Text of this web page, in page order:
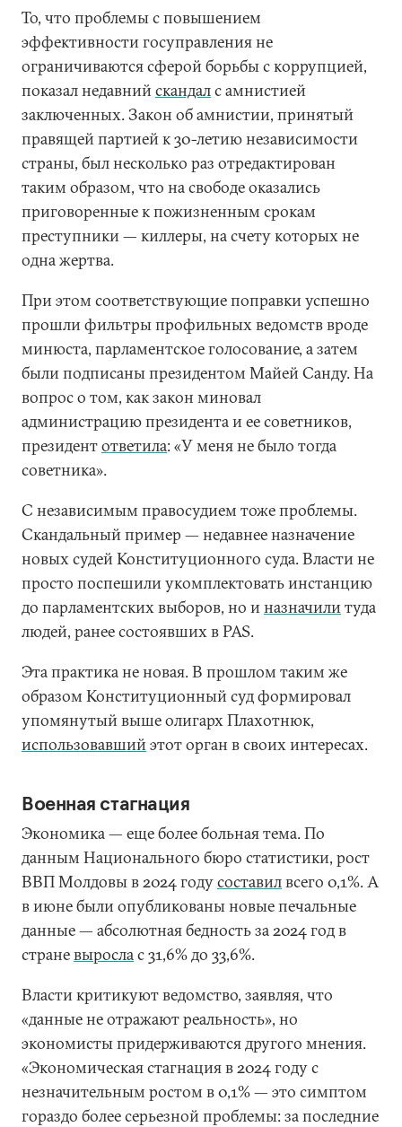
То, что проблемы с повышением
эффективности госуправления не
ограничиваются сферой борьбы с коррупцией,
показал недавнийскандалс амнистией
заключенных. Закон об амнистии, принятый
правящей партией к 30-летию независимости
страны, был несколько раз отредактирован
таким образом, что на свободе оказались
приговоренные к пожизненным срокам
преступники — киллеры, на счету которых не
одна жертва.
При этом соответствующие поправки успешно
прошли фильтры профильных ведомств вроде
минюста, парламентское голосование, а затем
были подписаны президентом Майей Санду. На
вопрос о том, как закон миновал
администрацию президента и ее советников,
президентответила: «У меня не было тогда
советника».
С независимым правосудием тоже проблемы.
Скандальный пример — недавнее назначение
новых судей Конституционного суда. Власти не
просто поспешили укомплектовать инстанцию
до парламентских выборов, но иназначилитуда
людей, ранее состоявших в PAS.
Эта практика не новая. В прошлом таким же
образом Конституционный суд формировал
упомянутый выше олигарх Плахотнюк,
использовавшийэтот орган в своих интересах.
Военная стагнация
Экономика — еще более больная тема. По
данным Национального бюро статистики, рост
ВВП Молдовы в 2024 годусоставилвсего 0,1%. А
в июне были опубликованы новые печальные
данные — абсолютная бедность за 2024 год в
страневырослас 31,6% до 33,6%.
Власти критикуют ведомство, заявляя, что
«данные не отражают реальность», но
экономисты придерживаются другого мнения.
«Экономическая стагнация в 2024 году с
незначительным ростом в 0,1% — это симптом
гораздо более серьезной проблемы: за последние